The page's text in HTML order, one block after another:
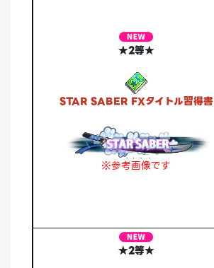
★2等★
STAR SABER FXタイトル習得書
※参考画像です
★2等★